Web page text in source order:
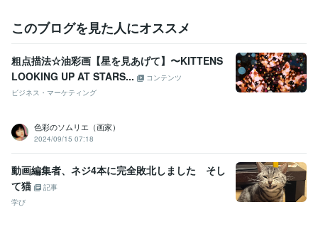
このブログを見た人にオススメ
粗点描法☆油彩画【星を見あげて】〜KITTENS
LOOKING UP AT STARS...
コンテンツ
ビジネス・マーケティング
色彩のソムリエ（画家）
2024/09/15 07:18
動画編集者、ネジ4本に完全敗北しました そし
て猫
記事
学び